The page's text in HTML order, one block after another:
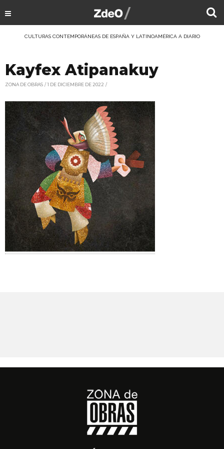
CULTURAS CONTEMPORÁNEAS DE ESPAÑA Y LATINOAMÉRICA A DIARIO
Kayfex Atipanakuy
ZONA DE OBRAS 1 DE DICIEMBRE DE 2022